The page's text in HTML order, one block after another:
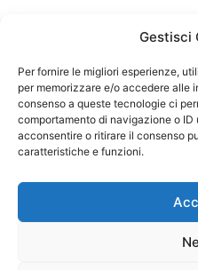
Gestisci
Per fornire le migliori esperienze,
per memorizzare e/o accedere alle
consenso a queste tecnologie ci
comportamento di navigazione o ID
acconsentire o ritirare il consenso
caratteristiche e funzioni.
Federazione
codice
Responsabile sito